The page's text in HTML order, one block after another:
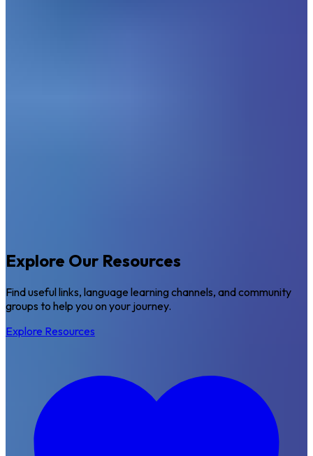
Explore Our Resources
Find useful links, language learning channels, and community
groups to help you on your journey.
Explore Resources